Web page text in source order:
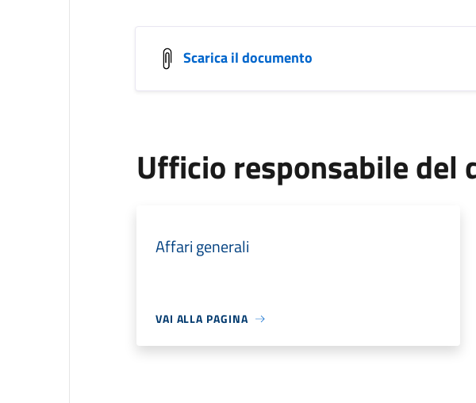
Scarica il documento
Ufficio responsabile del
Affari generali
VAI ALLA PAGINA